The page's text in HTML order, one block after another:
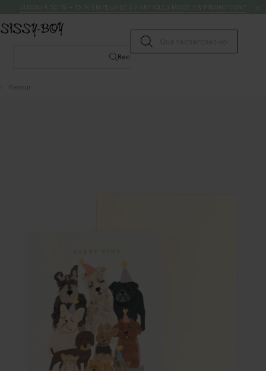
Lancer la recherche
Rechercher
Retour